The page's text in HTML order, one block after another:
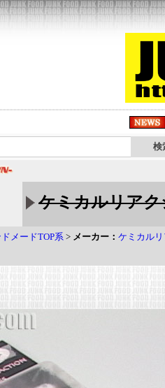
ケミカルリア
メードTOP系> メーカー： ケミカル